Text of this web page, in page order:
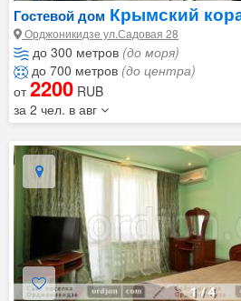
Гостевой дом Крымский
Орджоникидзе ул.Садовая 28
до 300 метров (до моря)
до 700 метров (до центра)
от2200 RUB
за 2 чел. в авг
1/4